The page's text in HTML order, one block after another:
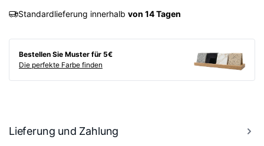
Standardlieferung innerhalb von 14 Tagen
Bestellen Sie Muster für 5€
Die perfekte Farbe finden
Lieferung und Zahlung